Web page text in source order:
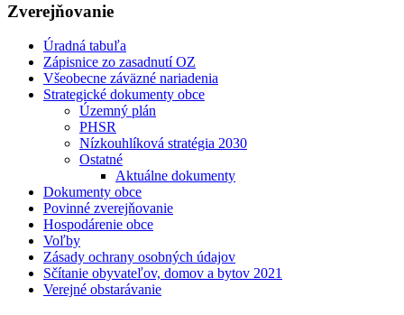
Zverejňovanie
Úradná tabuľa
Zápisnice zo zasadnutí OZ
Všeobecne záväzné nariadenia
Strategické dokumenty obce
Územný plán
PHSR
Nízkouhlíková stratégia 2030
Ostatné
Aktuálne dokumenty
Dokumenty obce
Povinné zverejňovanie
Hospodárenie obce
Voľby
Zásady ochrany osobných údajov
Sčítanie obyvateľov, domov a bytov 2021
Verejné obstarávanie